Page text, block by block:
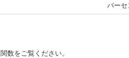
パーセ
関数をご覧ください。